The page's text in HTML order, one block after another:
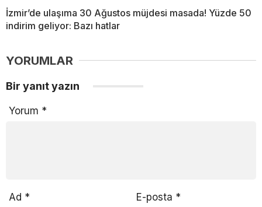
İzmir’de ulaşıma 30 Ağustos müjdesi masada! Yüzde 50
indirim geliyor: Bazı hatlar
YORUMLAR
Bir yanıt yazın
Yorum *
Ad * E-posta *